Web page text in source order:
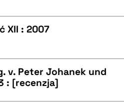
XII : 2007
v. Peter Johanek und
: [recenzja]